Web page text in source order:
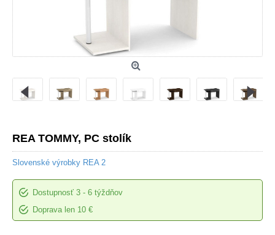
REA TOMMY, PC stolík
Slovenské výrobky REA 2
Dostupnosť 3 - 6 týždňov
Doprava len 10 €